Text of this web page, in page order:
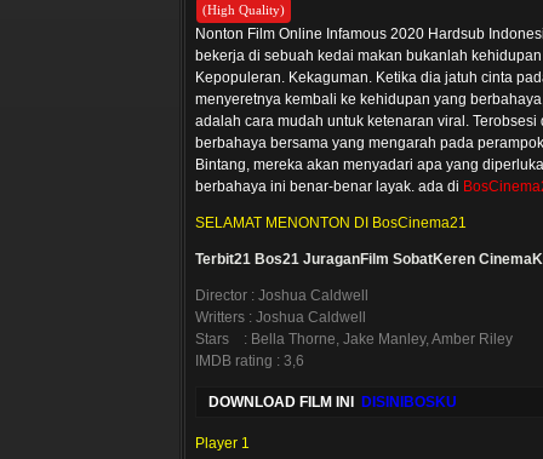
(High Quality)
Nonton Film Online Infamous 2020 Hardsub
bekerja di sebuah kedai makan bukanlah
Kepopuleran. Kekaguman. Ketika dia jatuh cinta
menyeretnya kembali ke kehidupan yang
adalah cara mudah untuk ketenaran viral.
berbahaya bersama yang mengarah pada
Bintang, mereka akan menyadari apa yang
berbahaya ini benar-benar layak. ada di
SELAMAT MENONTON DI BosCinema21
Terbit21 Bos21 JuraganFilm SobatKeren
Director : Joshua Caldwell
Writters : Joshua Caldwell
Stars : Bella Thorne, Jake Manley, Amber Riley
IMDB rating : 3,6
DOWNLOAD FILM INI DISINIBOSKU
Player 1